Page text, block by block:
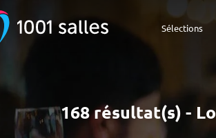
Sélections
168 résultat(s) -